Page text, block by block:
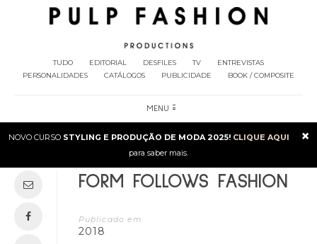
TUDO EDITORIAL DESFILES TV
ENTREVISTAS
PERSONALIDADES
CATÁLOGOS PUBLICIDADE BOOK / COMPOSITE
MENU
×
NOVO CURSO STYLING E PRODUÇÃO DE MODA 2025! CLIQUE AQUI
para saber mais.
FORM FOLLOWS FASHION
Publicado em
2018